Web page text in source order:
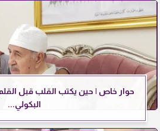
حوار خاص | حين يكتب القلب قبل
البكولي...